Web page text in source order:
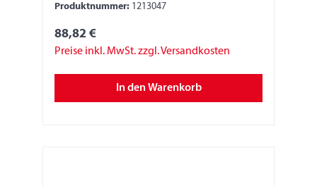
Produktnummer: 1213047
88,82 €
Preise inkl. MwSt. zzgl. Versandkosten
In den Warenkorb